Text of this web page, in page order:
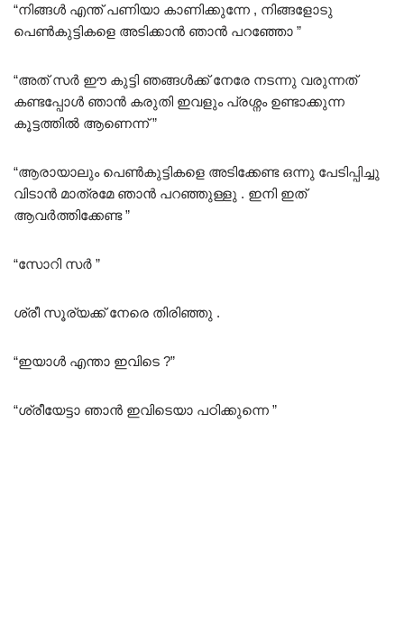
“നിങ്ങൾ എന്ത് പണിയാ കാണിക്കുന്നേ , നിങ്ങളോടു
പെൺകുട്ടികളെ അടിക്കാൻ ഞാൻ പറഞ്ഞോ ”
“അത് സർ ഈ കുട്ടി ഞങ്ങൾക്ക് നേരേ നടന്നു വരുന്നത്
കണ്ടപ്പോൾ ഞാൻ കരുതി ഇവളും പ്രശ്നം ഉണ്ടാക്കുന്ന
കൂട്ടത്തിൽ ആണെന്ന് ”
“ആരായാലും പെൺകുട്ടികളെ അടിക്കേണ്ട ഒന്നു പേടിപ്പിച്ചു
വിടാൻ മാത്രമേ ഞാൻ പറഞ്ഞുള്ളു . ഇനി ഇത്
ആവർത്തിക്കേണ്ട ”
“സോറി സർ ”
ശ്രീ സൂര്യക്ക് നേരെ തിരിഞ്ഞു .
“ഇയാൾ എന്താ ഇവിടെ ?”
“ശ്രീയേട്ടാ ഞാൻ ഇവിടെയാ പഠിക്കുന്നെ ”